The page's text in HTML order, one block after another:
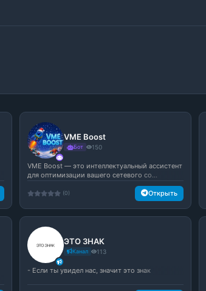
VME Boost
Бот 150
VME Boost — это интеллектуальный ассистент
для оптимизации вашего сетевого со...
(0) Открыть
ЭТО ЗНАК
Канал 113
- Если ты увидел нас, значит это знак